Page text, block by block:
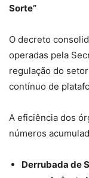
Sorte”
O decreto
operadas pela
regulação do
contínuo de
A eficiência dos
números
Derrubada de